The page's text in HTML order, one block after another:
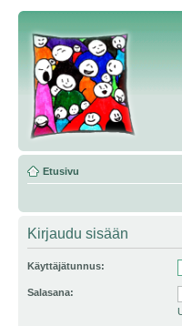
Etusivu
Kirjaudu sisään
Käyttäjätunnus:
Salasana: